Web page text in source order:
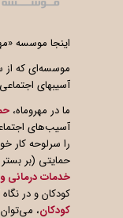
اینجا موسسه
آسیبهای
ما در مهروماه،
آسیب‌های
را سرلوحه کار
حمایتی (بر
خدمات درمانی
کودکان و در
کودکان،